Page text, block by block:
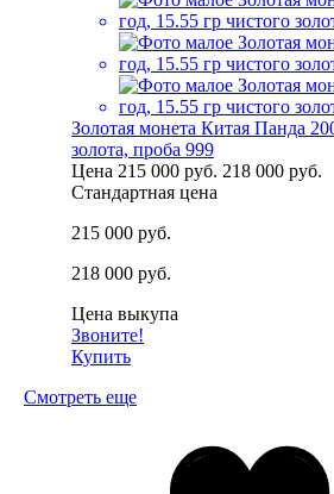
Золотая монета Китая Панда
золота, проба 999
Цена 215 000 руб. 218 000 руб.
Стандартная цена
215 000 руб.
218 000 руб.
Цена выкупа
Звоните!
Купить
Смотреть еще